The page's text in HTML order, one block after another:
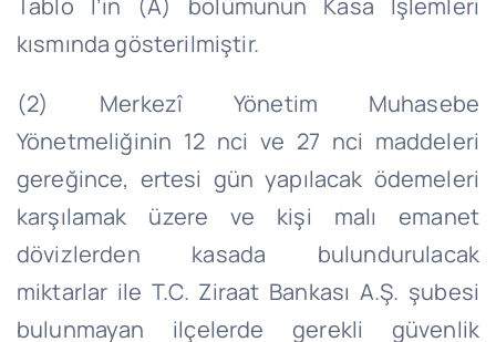
Tablo I’in (A) bölümünün Kasa İşlemleri
kısmında gösterilmiştir.
(2) Merkezî Yönetim Muhasebe
Yönetmeliğinin 12 nci ve 27 nci maddeleri
gereğince, ertesi gün yapılacak ödemeleri
karşılamak üzere ve kişi malı emanet
dövizlerden kasada bulundurulacak
miktarlar ile T.C. Ziraat Bankası A.Ş. şubesi
bulunmayan ilçelerde gerekli güvenlik